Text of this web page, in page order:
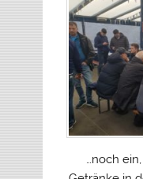
…noch